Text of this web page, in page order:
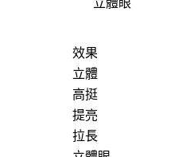
效果
立體
高挺
提亮
拉長